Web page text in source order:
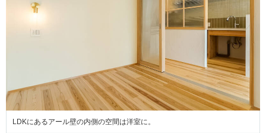
LDKにあるアール壁の内側の空間は洋室に。